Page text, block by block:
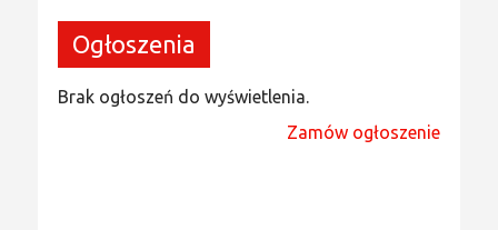
Ogłoszenia
Brak ogłoszeń do wyświetlenia.
Zamów ogłoszenie